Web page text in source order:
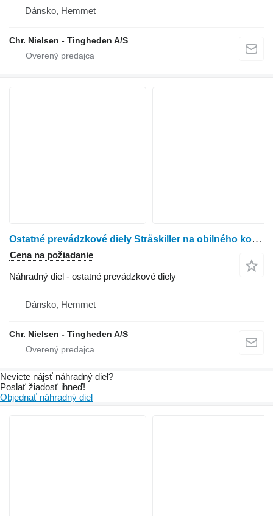
Dánsko, Hemmet
Chr. Nielsen - Tingheden A/S
Ostatné prevádzkové diely Stråskiller na obilného kombajna Dronningborg D1250
Cena na požiadanie
Náhradný diel - ostatné prevádzkové diely
Dánsko, Hemmet
Chr. Nielsen - Tingheden A/S
Neviete nájsť náhradný diel?
Poslať žiadosť ihneď!
Objednať náhradný diel